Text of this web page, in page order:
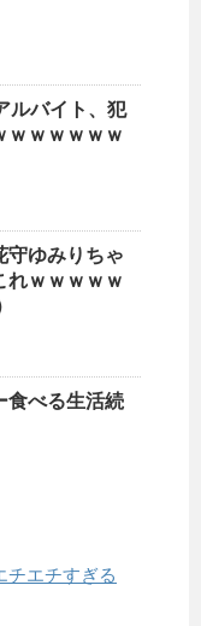
ルバイト、犯
ｗｗｗｗｗｗ
守ゆみりちゃ
れｗｗｗｗｗ
食べる生活続
チエチすぎる